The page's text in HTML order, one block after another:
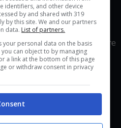
perdono su tutta la
che ha caratterizzato i
capitoli della saga a partire
capitolo le varie
dei riempitivi che
giapponese.
identifiers, and other device
by and shared with 319
by this site. We and our partners
data. List of partners.
your personal data on the basis
can object to by managing
a link at the bottom of this page
or withdraw consent in privacy